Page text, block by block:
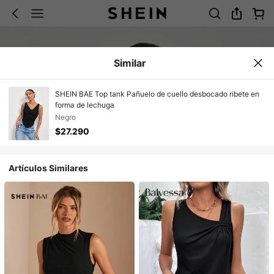
Similar
SHEIN BAE Top tank Pañuelo de cuello desbocado ribete en
forma de lechuga
Negro
$27.290
Artículos Similares